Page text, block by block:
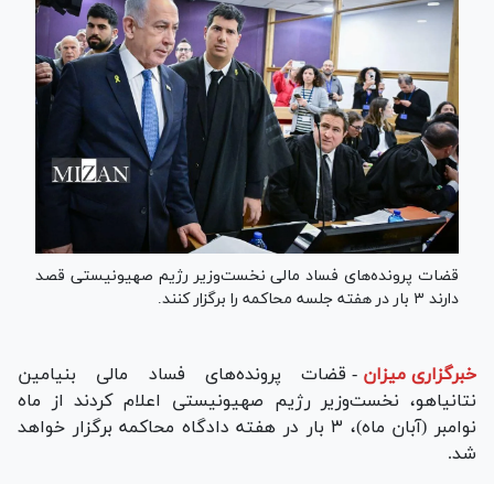
قضات پرونده‌های فساد مالی نخست‌وزیر رژیم صهیونیستی قصد
دارند ۳ بار در هفته جلسه محاکمه را برگزار کنند.
خبرگزاری میزان - قضات پرونده‌های فساد مالی بنیامین
نتانیاهو، نخست‌وزیر رژیم صهیونیستی اعلام کردند از ماه
نوامبر (آبان ماه)، ۳ بار در هفته دادگاه محاکمه برگزار خواهد
شد.